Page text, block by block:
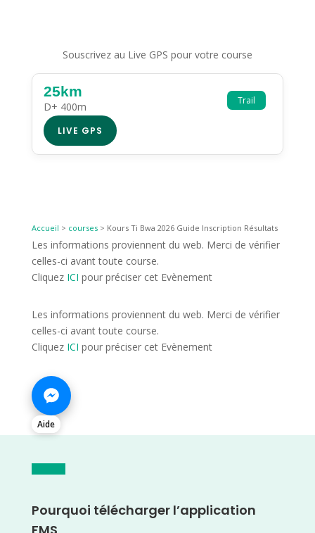
Souscrivez au Live GPS pour votre course
Trail
25km
D+ 400m
LIVE GPS
Accueil > courses> Kours Ti Bwa 2026 Guide Inscription Résultats
Les informations proviennent du web. Merci de vérifier
celles-ci avant toute course.
Cliquez ICI pour préciser cet Evènement
Les informations proviennent du web. Merci de vérifier
celles-ci avant toute course.
Cliquez ICI pour préciser cet Evènement
Aide
Pourquoi télécharger l’application